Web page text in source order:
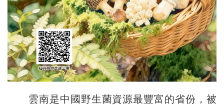
雲南是中國野生菌資源最豐富的省份，被